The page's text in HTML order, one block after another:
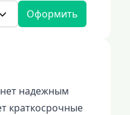
Оформить
надежным
краткосрочные